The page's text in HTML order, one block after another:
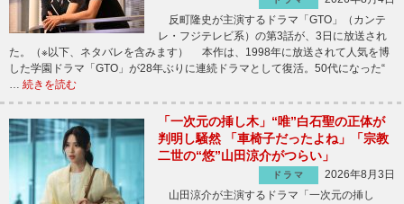
反町隆史が主演するドラマ「GTO」（カンテ
レ・フジテレビ系）の第3話が、3日に放送され
た。（※以下、ネタバレを含みます） 本作は、1998年に放送されて人気を博
した学園ドラマ「GTO」が28年ぶりに連続ドラマとして復活。50代になった“
… 続きを読む
「一次元の挿し木」“唯”白石聖の正体が
判明し騒然 「車椅子だったよね」「宗教
二世の“悠”山田涼介がつらい」
ドラマ
2026年8月3日
山田涼介が主演するドラマ「一次元の挿し